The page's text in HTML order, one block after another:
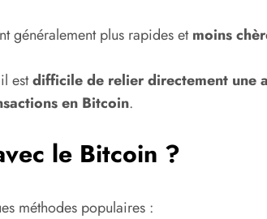
généralement plus rapides etmoins
estdifficile de relier directement une
en Bitcoin.
le Bitcoin ?
méthodes populaires :